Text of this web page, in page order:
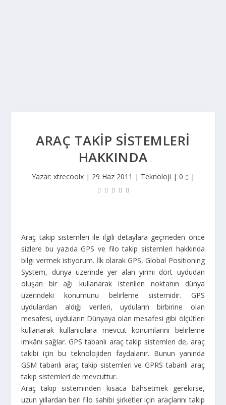
ARAÇ TAKIP SISTEMLERI
HAKKINDA
Yazar: xtrecoolx| 29 Haz 2011 | Teknoloji | 0 |
Araç takip sistemleri ile ilgili detaylara geçmeden önce
sizlere bu yazıda GPS ve filo takip sistemleri hakkında
bilgi vermek istiyorum. İlk olarak GPS, Global Positioning
System, dünya üzerinde yer alan yirmi dört uydudan
oluşan bir ağı kullanarak istenilen noktanın dünya
üzerindeki konumunu belirleme sistemidir. GPS
uydulardan aldığı verileri, uyduların birbirine olan
mesafesi, uyduların Dünyaya olan mesafesi gibi ölçütleri
kullanarak kullanıcılara mevcut konumlarını belirleme
imkânı sağlar. GPS tabanlı araç takip sistemleri de, araç
takibi için bu teknolojiden faydalanır. Bunun yanında
GSM tabanlı araç takip sistemleri ve GPRS tabanlı araç
takip sistemleri de mevcuttur.
Araç takip sisteminden kısaca bahsetmek gerekirse,
uzun yıllardan beri filo sahibi şirketler için araçlarını takip